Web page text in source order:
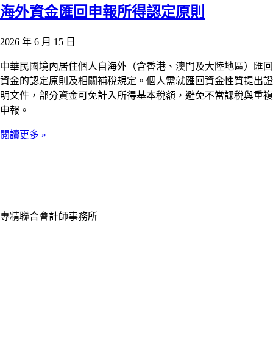
海外資金匯回申報所得認定原則
2026 年 6 月 15 日
中華民國境內居住個人自海外（含香港、澳門及大陸地區）匯回
資金的認定原則及相關補稅規定。個人需就匯回資金性質提出證
明文件，部分資金可免計入所得基本稅額，避免不當課稅與重複
申報。
閱讀更多 »
專精聯合會計師事務所